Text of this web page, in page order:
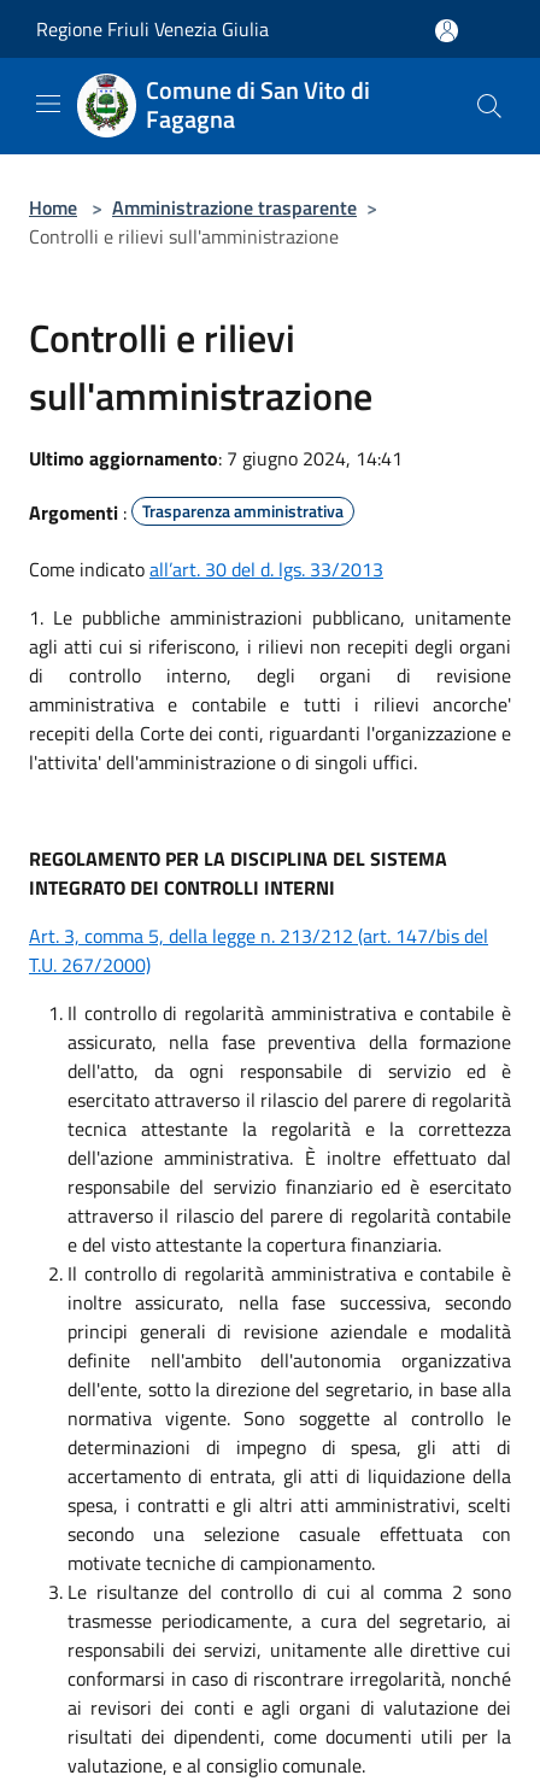
Regione Friuli Venezia Giulia
Comune di San Vito di
Fagagna
Home > Amministrazione trasparente >
Controlli e rilievi sull'amministrazione
Controlli e rilievi
sull'amministrazione
Ultimo aggiornamento: 7 giugno 2024, 14:41
Argomenti : Trasparenza amministrativa
Come indicatoall’art. 30 del d. lgs. 33/2013
1. Le pubbliche amministrazioni pubblicano, unitamente
agli atti cui si riferiscono, i rilievi non recepiti degli organi
di controllo interno, degli organi di revisione
amministrativa e contabile e tutti i rilievi ancorche'
recepiti della Corte dei conti, riguardanti l'organizzazione e
l'attivita' dell'amministrazione o di singoli uffici.
REGOLAMENTO PER LA DISCIPLINA DEL SISTEMA
INTEGRATO DEI CONTROLLI INTERNI
Art. 3, comma 5, della legge n. 213/212 (art. 147/bis del
T.U. 267/2000)
Il controllo di regolarità amministrativa e contabile è
assicurato, nella fase preventiva della formazione
dell'atto, da ogni responsabile di servizio ed è
esercitato attraverso il rilascio del parere di regolarità
tecnica attestante la regolarità e la correttezza
dell'azione amministrativa. È inoltre effettuato dal
responsabile del servizio finanziario ed è esercitato
attraverso il rilascio del parere di regolarità contabile
e del visto attestante la copertura finanziaria.
Il controllo di regolarità amministrativa e contabile è
inoltre assicurato, nella fase successiva, secondo
principi generali di revisione aziendale e modalità
definite nell'ambito dell'autonomia organizzativa
dell'ente, sotto la direzione del segretario, in base alla
normativa vigente. Sono soggette al controllo le
determinazioni di impegno di spesa, gli atti di
accertamento di entrata, gli atti di liquidazione della
spesa, i contratti e gli altri atti amministrativi, scelti
secondo una selezione casuale effettuata con
motivate tecniche di campionamento.
Le risultanze del controllo di cui al comma 2 sono
trasmesse periodicamente, a cura del segretario, ai
responsabili dei servizi, unitamente alle direttive cui
conformarsi in caso di riscontrare irregolarità, nonché
ai revisori dei conti e agli organi di valutazione dei
risultati dei dipendenti, come documenti utili per la
valutazione, e al consiglio comunale.